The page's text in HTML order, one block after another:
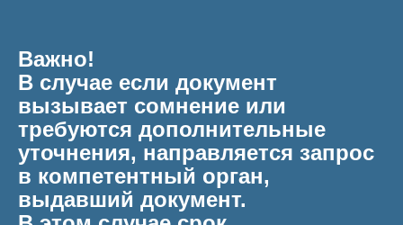
Важно!
В случае если документ
вызывает сомнение или
требуются дополнительные
уточнения, направляется запрос
в компетентный орган,
выдавший документ.